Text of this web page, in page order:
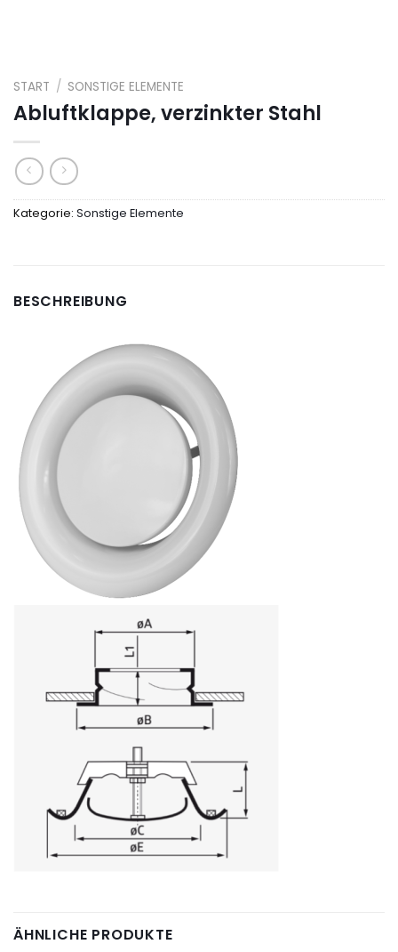
START / SONSTIGE ELEMENTE
Abluftklappe, verzinkter Stahl
Kategorie: Sonstige Elemente
BESCHREIBUNG
ÄHNLICHE PRODUKTE